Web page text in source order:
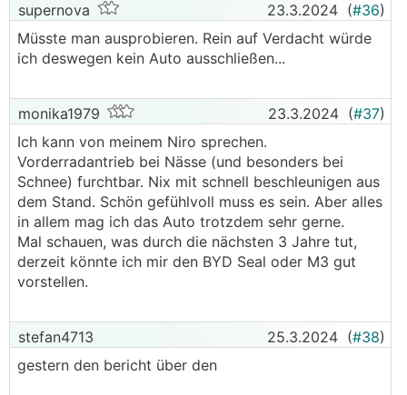
supernova 23.3.2024 (#36)
Müsste man ausprobieren. Rein auf Verdacht würde
ich deswegen kein Auto ausschließen...
monika1979 23.3.2024 (#37)
Ich kann von meinem Niro sprechen.
Vorderradantrieb bei Nässe (und besonders bei
Schnee) furchtbar. Nix mit schnell beschleunigen aus
dem Stand. Schön gefühlvoll muss es sein. Aber alles
in allem mag ich das Auto trotzdem sehr gerne.
Mal schauen, was durch die nächsten 3 Jahre tut,
derzeit könnte ich mir den BYD Seal oder M3 gut
vorstellen.
stefan4713 25.3.2024 (#38)
gestern den bericht über den